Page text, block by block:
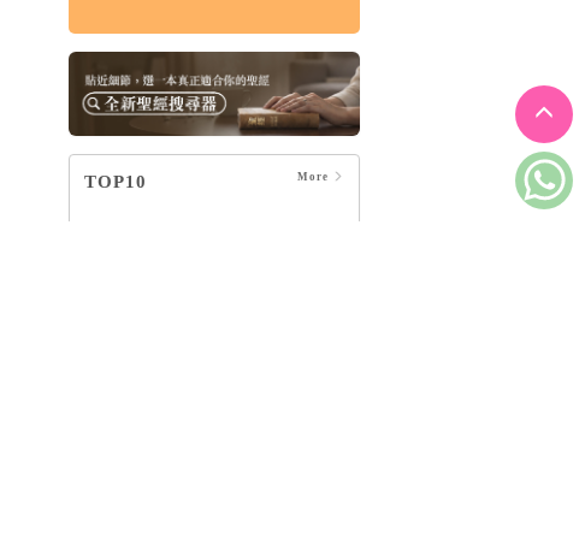
存的日子，在終末期
盼之下
HK$131 $138
TOP10 More